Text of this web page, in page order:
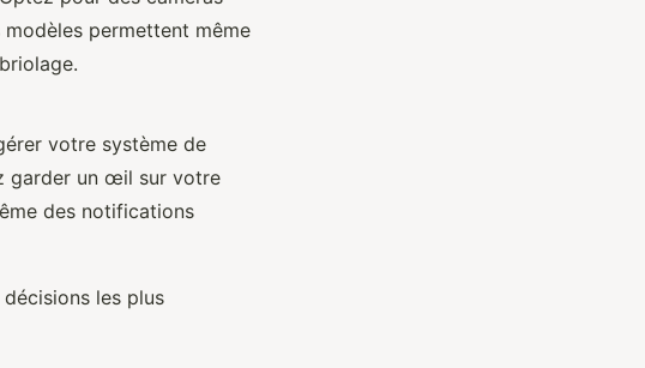
permettent même
votre système de
garder un œil sur votre
des notifications
décisions les plus